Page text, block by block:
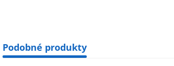
Podobné produkty